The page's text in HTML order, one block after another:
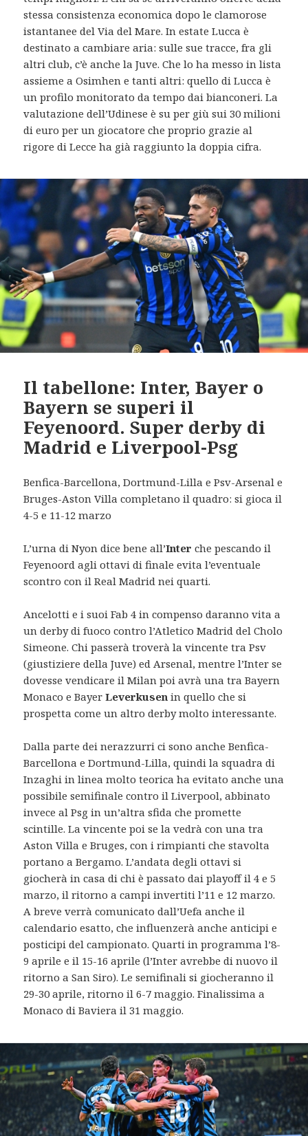
stessa consistenza economica dopo le clamorose
istantanee del Via del Mare. In estate Lucca è
destinato a cambiare aria: sulle sue tracce, fra gli
altri club, c’è anche la Juve. Che lo ha messo in lista
assieme a Osimhen e tanti altri: quello di Lucca è
un profilo monitorato da tempo dai bianconeri. La
valutazione dell’Udinese è su per giù sui 30 milioni
di euro per un giocatore che proprio grazie al
rigore di Lecce ha già raggiunto la doppia cifra.
Il tabellone: Inter, Bayer o
Bayern se superi il
Feyenoord. Super derby di
Madrid e Liverpool-Psg
Benfica-Barcellona, Dortmund-Lilla e Psv-Arsenal e
Bruges-Aston Villa completano il quadro: si gioca il
4-5 e 11-12 marzo
L’urna di Nyon dice bene all’Inter che pescando il
Feyenoord agli ottavi di finale evita l’eventuale
scontro con il Real Madrid nei quarti.
Ancelotti e i suoi Fab 4 in compenso daranno vita a
un derby di fuoco contro l’Atletico Madrid del Cholo
Simeone. Chi passerà troverà la vincente tra Psv
(giustiziere della Juve) ed Arsenal, mentre l’Inter se
dovesse vendicare il Milan poi avrà una tra Bayern
Monaco e BayerLeverkusen in quello che si
prospetta come un altro derby molto interessante.
Dalla parte dei nerazzurri ci sono anche Benfica-
Barcellona e Dortmund-Lilla, quindi la squadra di
Inzaghi in linea molto teorica ha evitato anche una
possibile semifinale contro il Liverpool, abbinato
invece al Psg in un’altra sfida che promette
scintille. La vincente poi se la vedrà con una tra
Aston Villa e Bruges, con i rimpianti che stavolta
portano a Bergamo. L’andata degli ottavi si
giocherà in casa di chi è passato dai playoff il 4 e 5
marzo, il ritorno a campi invertiti l’11 e 12 marzo.
A breve verrà comunicato dall’Uefa anche il
calendario esatto, che influenzerà anche anticipi e
posticipi del campionato. Quarti in programma l’8-
9 aprile e il 15-16 aprile (l’Inter avrebbe di nuovo il
ritorno a San Siro). Le semifinali si giocheranno il
29-30 aprile, ritorno il 6-7 maggio. Finalissima a
Monaco di Baviera il 31 maggio.